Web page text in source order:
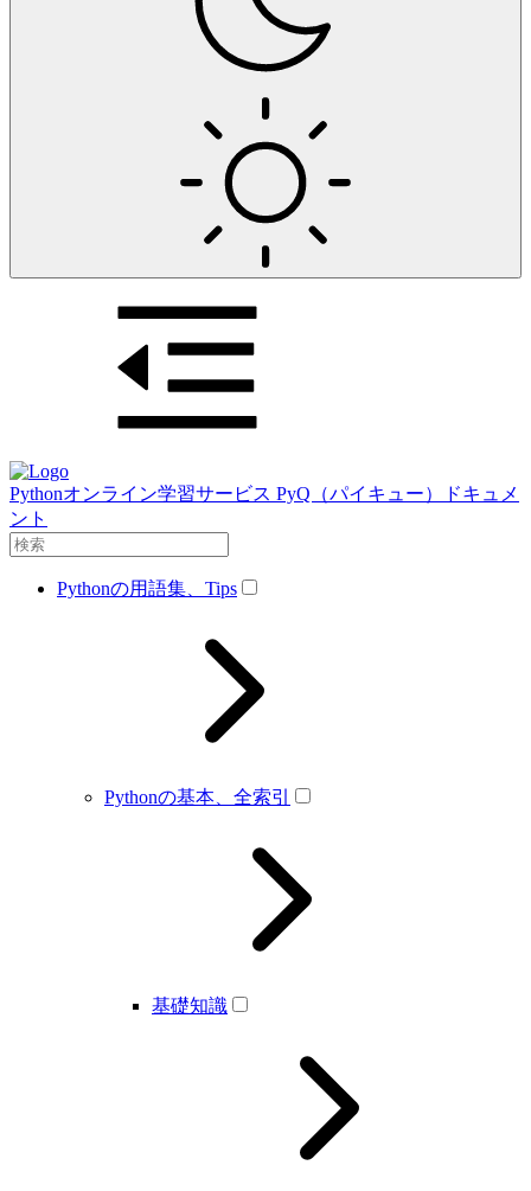
Pythonオンライン学習サービス PyQ（パイキュー）ドキュメ
ント
Pythonの用語集、Tips
Pythonの基本、全索引
基礎知識